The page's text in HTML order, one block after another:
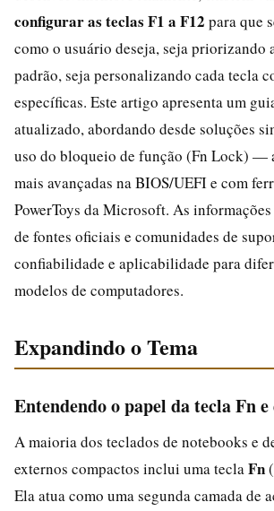
configurar as teclas F1 a F12 para que
como o usuário deseja, seja priorizando
padrão, seja personalizando cada tecla
específicas. Este artigo apresenta um
atualizado, abordando desde soluções
uso do bloqueio de função (Fn Lock) —
mais avançadas na BIOS/UEFI e com
PowerToys da Microsoft. As
de fontes oficiais e comunidades de
confiabilidade e aplicabilidade para
modelos de computadores.
Expandindo o Tema
Entendendo o papel da tecla Fn
A maioria dos teclados de notebooks e
externos compactos inclui uma tecla Fn
Ela atua como uma segunda camada de